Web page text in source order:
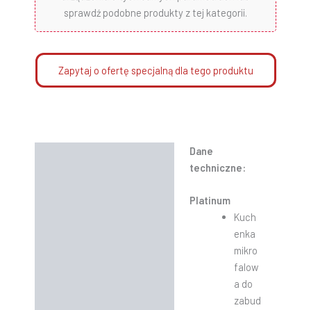
sprawdź podobne produkty z tej kategorii.
Zapytaj o ofertę specjalną dla tego produktu
Dane
techniczne:
Platinum
Kuch
enka
mikro
falow
a do
zabud